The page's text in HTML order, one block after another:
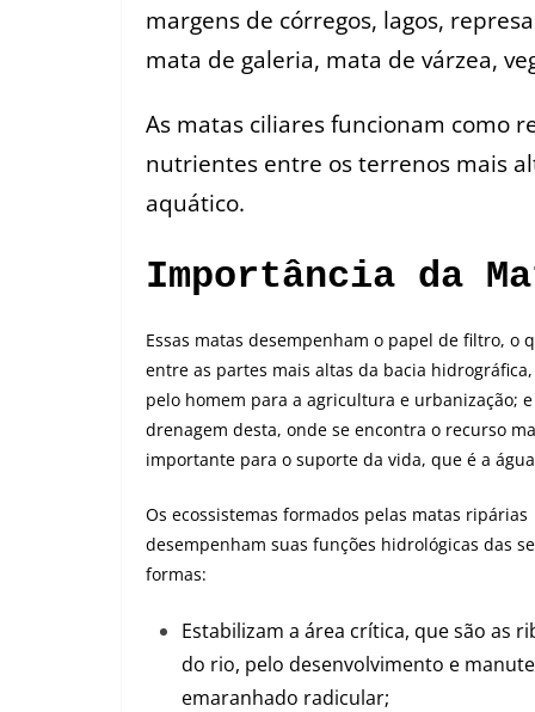
margens de córregos, lagos,
mata de galeria, mata de várzea,
As matas ciliares funcionam como
nutrientes entre os terrenos mais
aquático.
Importância da
Essas matas desempenham o papel de filtro, o
entre as partes mais altas da bacia
pelo homem para a agricultura e urbanização;
drenagem desta, onde se encontra o recurso
importante para o suporte da vida, que é a
Os ecossistemas formados pelas matas ripárias
desempenham suas funções hidrológicas das
formas:
Estabilizam a área crítica, que são as
do rio, pelo desenvolvimento e
emaranhado radicular;